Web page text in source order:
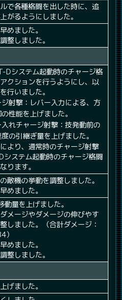
で各種格闘を出した時に、追
がるようにしました。
めました。
整しました。
Dシステム起動時のチャージ格
クションを行うようにし、以
行いました。
射撃：レバー入力による、方
性能を上げました。
入れチャージ射撃：技発動前の
の引継ぎ量を上げました。
より、通常時のチャージ射撃
システム起動時のチャージ格闘
ります。
敵機の挙動を調整しました。
めました。
動量を上げました。
メージやダメージの伸びやす
しました。（合計ダメージ：
めました。
整しました。
げました。